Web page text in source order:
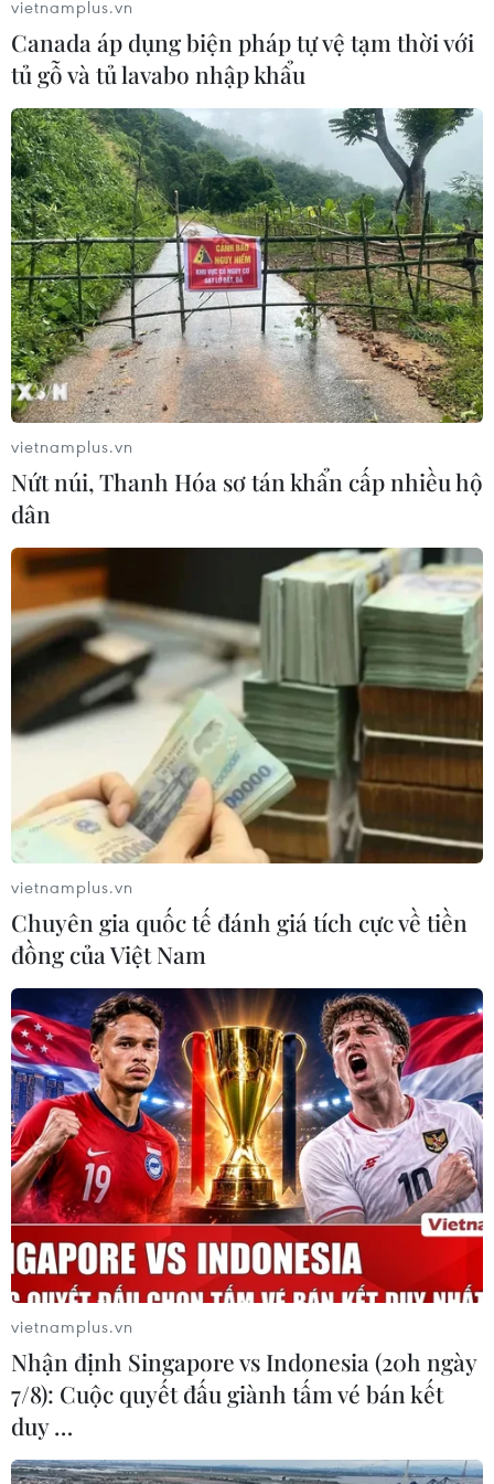
Nga cáo buộc phiến quân ở Aleppo sử
dụng vũ khí hóa học
15/11/2016 05:07
Nga phát hiện phiến quân tại Aleppo sử dụng chất clo
tấn công quân đội Syria chiều 13/11 khiến gần 30 binh sỹ
Syria bị nhiễm độc và phải tới các cơ sở y tế cấp cứu.
vietnamplus.vn
Canada áp dụng biện pháp tự vệ tạm thời với
tủ gỗ và tủ lavabo nhập khẩu
vietnamplus.vn
Nứt núi, Thanh Hóa sơ tán khẩn cấp nhiều hộ
dân
vietnamplus.vn
Chuyên gia quốc tế đánh giá tích cực về tiền
đồng của Việt Nam
vietnamplus.vn
Nhận định Singapore vs Indonesia (20h ngày
7/8): Cuộc quyết đấu giành tấm vé bán kết
duy …